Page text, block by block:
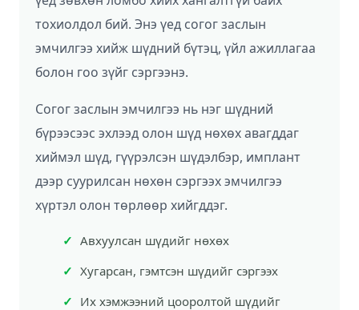
тохиолдол бий. Энэ үед согог заслын
эмчилгээ хийж шүдний бүтэц, үйл ажиллагаа
болон гоо зүйг сэргээнэ.
Согог заслын эмчилгээ нь нэг шүдний
бүрээсээс эхлээд олон шүд нөхөх авагддаг
хиймэл шүд, гүүрэлсэн шүдэлбэр, имплант
дээр суурилсан нөхөн сэргээх эмчилгээ
хүртэл олон төрлөөр хийгддэг.
Авхуулсан шүдийг нөхөх
Хугарсан, гэмтсэн шүдийг сэргээх
Их хэмжээний цооролтой шүдийг